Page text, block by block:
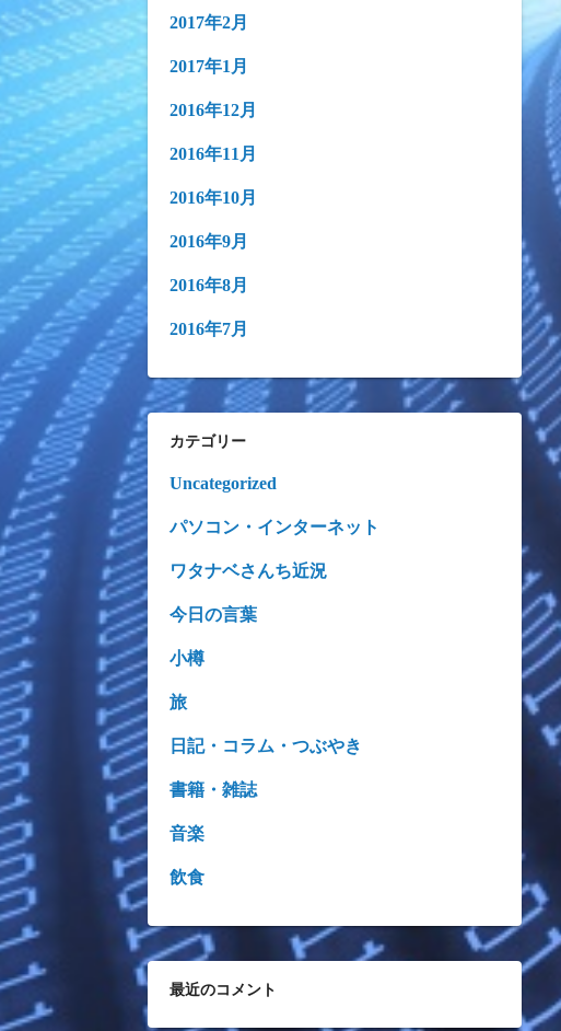
2017年2月
2017年1月
2016年12月
2016年11月
2016年10月
2016年9月
2016年8月
2016年7月
カテゴリー
Uncategorized
パソコン・インターネット
ワタナベさんち近況
今日の言葉
小樽
旅
日記・コラム・つぶやき
書籍・雑誌
音楽
飲食
最近のコメント